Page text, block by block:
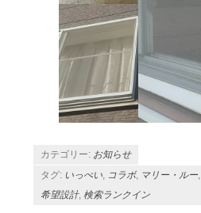
カテゴリー: お知らせ
タグ: いっぺい, コラボ, マリー・ルー,
希望設計,検索ランクイン